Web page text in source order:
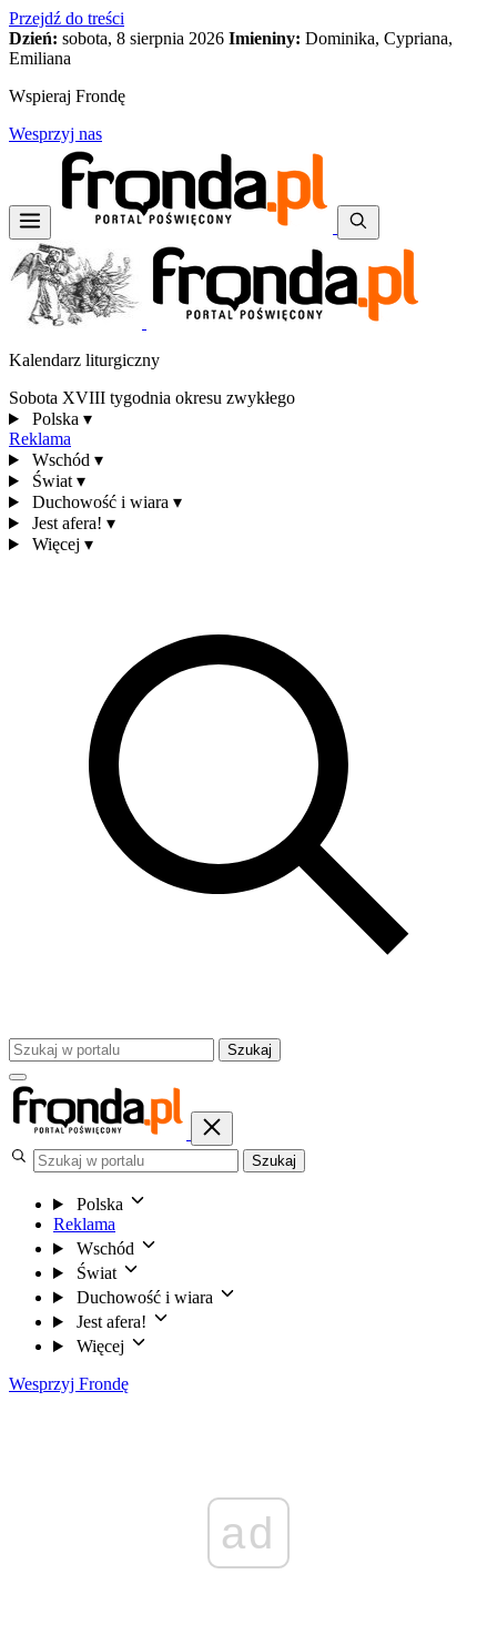
Przejdź do treści
Dzień: sobota, 8 sierpnia 2026 Imieniny: Dominika, Cypriana,
Emiliana
Wspieraj Frondę
Wesprzyj nas
Kalendarz liturgiczny
Sobota XVIII tygodnia okresu zwykłego
Polska ▾
Reklama
Wschód ▾
Świat ▾
Duchowość i wiara ▾
Jest afera! ▾
Więcej ▾
Szukaj
Szukaj
Polska
Reklama
Wschód
Świat
Duchowość i wiara
Jest afera!
Więcej
Wesprzyj Frondę
ad